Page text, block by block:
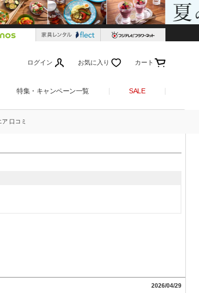
ログイン お気に入り カート
特集・キャンペーン一覧 SALE
口コミ
2026/04/29